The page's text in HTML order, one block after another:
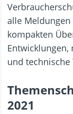
alle
kompakten
Entwicklungen,
und technische
2021